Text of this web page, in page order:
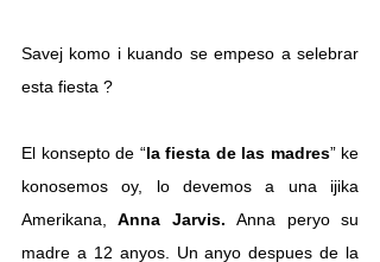
Savej komo i kuando se empeso a selebrar
esta fiesta ?
El konsepto de “la fiesta de las madres” ke
konosemos oy, lo devemos a una ijika
Amerikana, Anna Jarvis. Anna peryo su
madre a 12 anyos. Un anyo despues de la